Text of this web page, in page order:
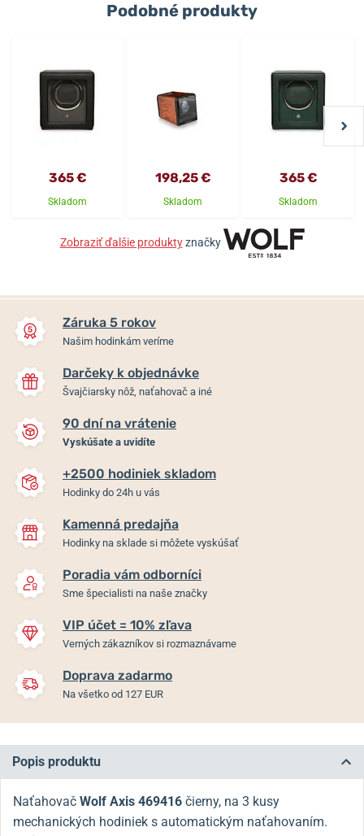
Podobné produkty
365 €
Skladom
198,25 €
Skladom
365 €
Skladom
Zobraziť ďalšie produktyznačky
Záruka 5 rokov
Našim hodinkám veríme
Darčeky k objednávke
Švajčiarsky nôž, naťahovač a iné
90 dní na vrátenie
Vyskúšate a uvidíte
+2500 hodiniek skladom
Hodinky do 24h u vás
Kamenná predajňa
Hodinky na sklade si môžete vyskúšať
Poradia vám odborníci
Sme špecialisti na naše značky
VIP účet = 10% zľava
Verných zákazníkov si rozmaznávame
Doprava zadarmo
Na všetko od 127 EUR
Popis produktu
Naťahovač Wolf Axis 469416 čierny, na 3 kusy
mechanických hodiniek s automatickým naťahovaním.